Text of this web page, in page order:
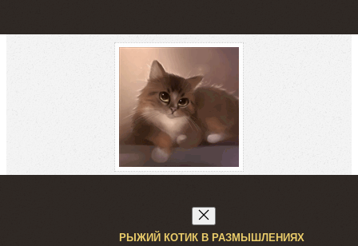
РЫЖИЙ КОТИК В РАЗМЫШЛЕНИЯХ